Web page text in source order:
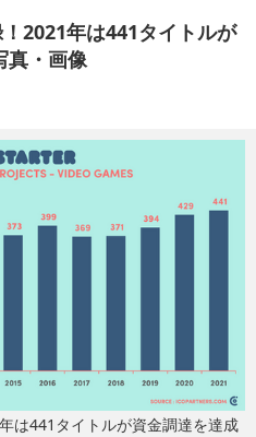
2021年は441タイトルが
真・画像
は441タイトルが資金調達を達成